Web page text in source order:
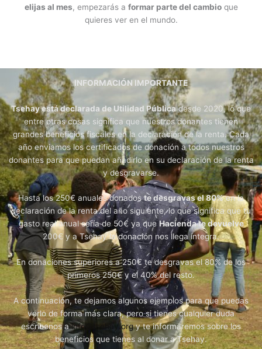
elijas al mes, empezarás a formar parte del cambioque
quieres ver en el mundo.
INFORMACIÓN IMPORTANTE
Tsehay está declarada de Utilidad Públicadesde 2020, lo que
entre otras cosas significa que nuestros donantes tienen
grandes beneficios fiscales en la declaración de la renta. Cada
año enviamos los certificados de donación a todos nuestros
donantes para que puedan añadirlo en su declaración de la renta
y desgravarse.
Hasta los 250€ anuales donadoste desgravas el 80%en la
declaración de la renta del año siguiente, lo que significa que tu
gasto real anual sería de 50€ ya queHacienda te devuelve
200€ y a Tsehay la donación nos llega íntegra.
En donaciones superiores a 250€ te desgravas el 80% de los
primeros 250€ y el 40% del resto.
A continuación, te dejamos algunos ejemplos para que puedas
verlo de forma más clara, pero si tienes cualquier duda
escríbenos ainfo@tsehay.orgy te informaremos sobre los
beneficios que tienes al donar a Tsehay.